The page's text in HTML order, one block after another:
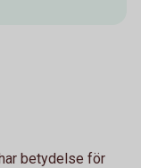
betydelse för